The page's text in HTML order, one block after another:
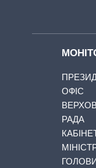
ОФІС
РАДА